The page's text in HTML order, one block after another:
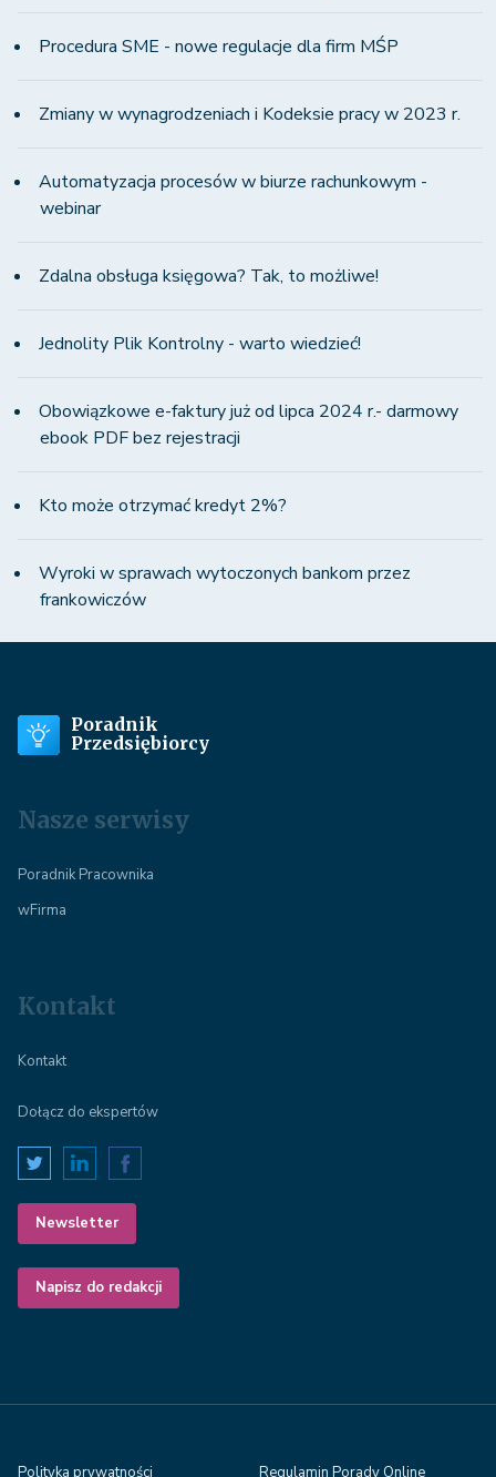
Procedura SME - nowe regulacje dla firm MŚP
Zmiany w wynagrodzeniach i Kodeksie pracy w 2023 r.
Automatyzacja procesów w biurze rachunkowym -
webinar
Zdalna obsługa księgowa? Tak, to możliwe!
Jednolity Plik Kontrolny - warto wiedzieć!
Obowiązkowe e-faktury już od lipca 2024 r.- darmowy
ebook PDF bez rejestracji
Kto może otrzymać kredyt 2%?
Wyroki w sprawach wytoczonych bankom przez
frankowiczów
Poradnik
Przedsiębiorcy
Nasze serwisy
Poradnik Pracownika
wFirma
Kontakt
Kontakt
Dołącz do ekspertów
Newsletter
Napisz do redakcji
Polityka prywatności Regulamin Porady Online